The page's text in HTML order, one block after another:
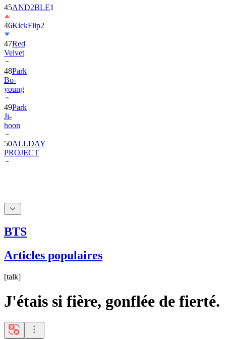
45AND2BLE1
46KickFlip2
47Red
Velvet
48Park
Bo-
young
49Park
Ji-
hoon
50ALLDAY
PROJECT
BTS
Articles populaires
[talk]
J'étais si fière, gonflée de fierté.